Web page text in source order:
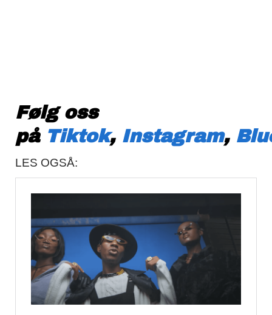
Følg oss
på Tiktok, Instagram,
LES OGSÅ: